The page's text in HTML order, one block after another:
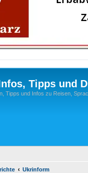
Tipps und
Tipps und Infos zu Reisen,
Ukrinform